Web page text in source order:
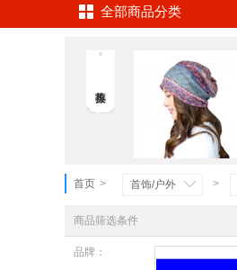
全部商品分类
首页 > 首饰/户外 >
商品筛选条件
品牌：